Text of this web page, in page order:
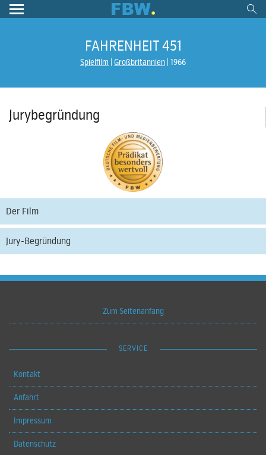
FAHRENHEIT 451
Spielfilm Großbritannien 1966
Jurybegründung
Der Film
Jury-Begründung
Zum Seitenanfang
SERVICE
Kontakt
Anfahrt
Impressum
Datenschutz